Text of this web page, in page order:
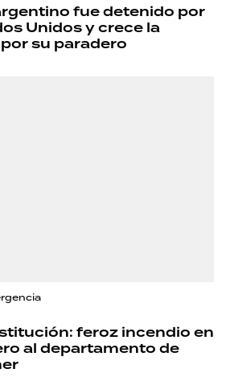
fue detenido por
Unidos y crece la
su paradero
feroz incendio en
al departamento de